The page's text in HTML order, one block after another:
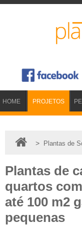
HOME PROJETOS
> Plantas de
Plantas de
quartos
até 100 m2
pequenas